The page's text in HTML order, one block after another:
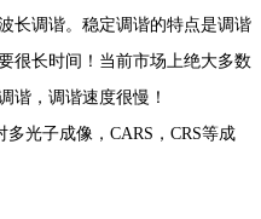
长调谐。稳定调谐的特点是调谐
很长时间！当前市场上绝大多数
谐，调谐速度很慢！
光子成像，CARS，CRS等成